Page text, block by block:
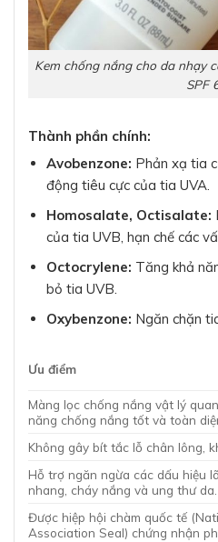
Kem chống nắng cho da nhạy
SPF
Thành phần chính:
Avobenzone: Phản xạ tia
động tiêu cực của tia UVA.
Homosalate, Octisalate:
của tia UVB, hạn chế các
Octocrylene: Tăng khả
bỏ tia UVB.
Oxybenzone: Ngăn chặn
Ưu điểm
Màng lọc chống nắng vật lý
năng chống nắng tốt và toàn
Không gây bít tắc lỗ chân lông,
Hỗ trợ ngăn ngừa các dấu hiệu
nhang, cháy nắng và ung thư da.
Được hiệp hội chàm quốc tế
Association Seal) chứng nhận